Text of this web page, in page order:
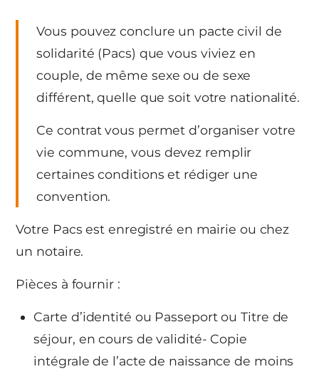
Vous pouvez conclure un pacte civil de
solidarité (Pacs) que vous viviez en
couple, de même sexe ou de sexe
différent, quelle que soit votre nationalité.
Ce contrat vous permet d’organiser votre
vie commune, vous devez remplir
certaines conditions et rédiger une
convention.
Votre Pacs est enregistré en mairie ou chez
un notaire.
Pièces à fournir :
Carte d’identité ou Passeport ou Titre de
séjour, en cours de validité- Copie
intégrale de l’acte de naissance de moins